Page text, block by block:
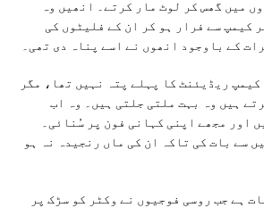
میں گھس کر لوٹ مار کرتے۔ انھیں وہ
کیمپ سے فرار ہو کر ان کے فلیٹوں کی
کے باوجود انھوں نے اسے پناہ دی تھی۔
ریڈیئنٹ کا پہلے پتہ نہیں تھا، مگر
ہیں وہ بہت ملتی جلتی ہیں۔ وہ اب
اور مجھے اپنی کہانی فون پر سُنائی۔
سے بات کی تاکہ ان کی ماں رنجیدہ نہ ہو
ہے جب روسی فوجیوں نے وکٹر کو سڑک پر